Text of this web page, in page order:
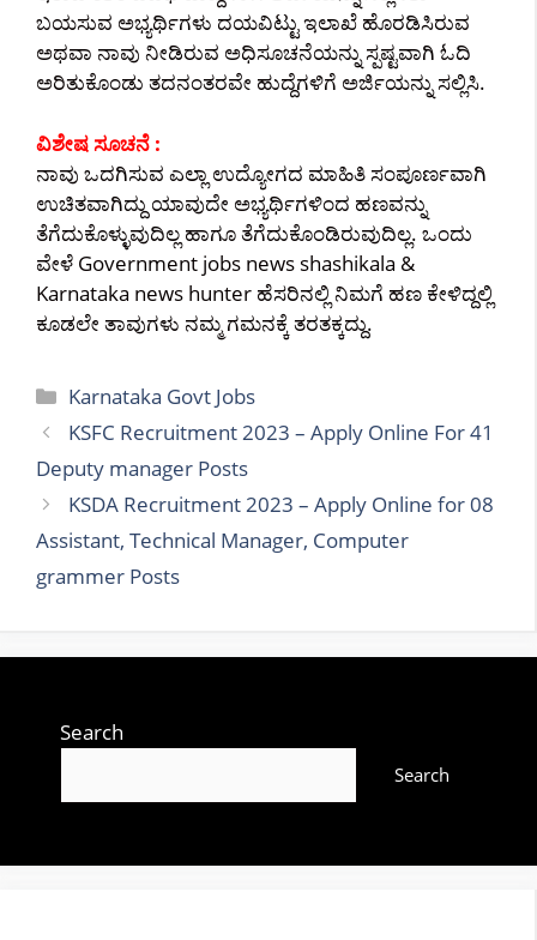
ಬಯಸುವ ಅಭ್ಯರ್ಥಿಗಳು ದಯವಿಟ್ಟು ಇಲಾಖೆ ಹೊರಡಿಸಿರುವ
ಅಥವಾ ನಾವು ನೀಡಿರುವ ಅಧಿಸೂಚನೆಯನ್ನು ಸ್ಪಷ್ಟವಾಗಿ ಓದಿ
ಅರಿತುಕೊಂಡು ತದನಂತರವೇ ಹುದ್ದೆಗಳಿಗೆ ಅರ್ಜಿಯನ್ನು ಸಲ್ಲಿಸಿ.
ವಿಶೇಷ ಸೂಚನೆ :
ನಾವು ಒದಗಿಸುವ ಎಲ್ಲಾ ಉದ್ಯೋಗದ ಮಾಹಿತಿ ಸಂಪೂರ್ಣವಾಗಿ
ಉಚಿತವಾಗಿದ್ದು ಯಾವುದೇ ಅಭ್ಯರ್ಥಿಗಳಿಂದ ಹಣವನ್ನು
ತೆಗೆದುಕೊಳ್ಳುವುದಿಲ್ಲ ಹಾಗೂ ತೆಗೆದುಕೊಂಡಿರುವುದಿಲ್ಲ. ಒಂದು
ವೇಳೆ Government jobs news shashikala &
Karnataka news hunter ಹೆಸರಿನಲ್ಲಿ ನಿಮಗೆ ಹಣ ಕೇಳಿದ್ದಲ್ಲಿ
ಕೂಡಲೇ ತಾವುಗಳು ನಮ್ಮ ಗಮನಕ್ಕೆ ತರತಕ್ಕದ್ದು.
Categories
Karnataka Govt Jobs
KSFC Recruitment 2023 – Apply Online For 41
Deputy manager Posts
KSDA Recruitment 2023 – Apply Online for 08
Assistant, Technical Manager, Computer
grammer Posts
Search
Search